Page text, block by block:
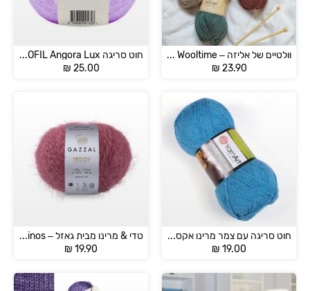
וולטיים של אליזה – Alize Wooltime
₪ 23.90
חוט סריגה ETROFIL Angora Lux
₪ 25.00
חוט סריגה עם צמר מרינו אקסקלוסיב – MERINO EXCLUSIVE
₪ 19.00
טדי & מרינו מבית גאזל – Gazzal Teddy Merinos
₪ 19.90